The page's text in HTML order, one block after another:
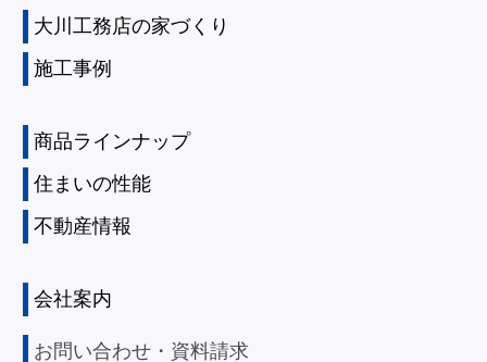
大川工務店の家づくり
施工事例
商品ラインナップ
住まいの性能
不動産情報
会社案内
お問い合わせ・資料請求